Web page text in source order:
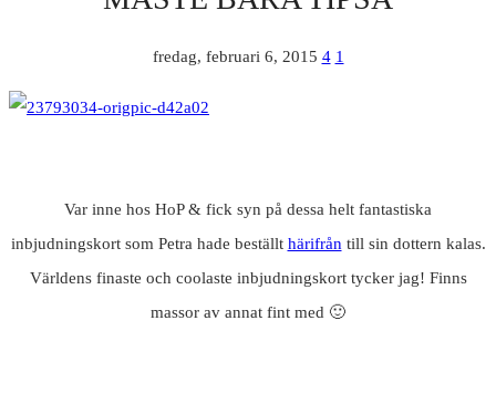
fredag, februari 6, 2015 4 1
Var inne hos HoP & fick syn på dessa helt fantastiska
inbjudningskort som Petra hade beställt härifråntill sin dottern kalas.
Världens finaste och coolaste inbjudningskort tycker jag! Finns
massor av annat fint med 🙂